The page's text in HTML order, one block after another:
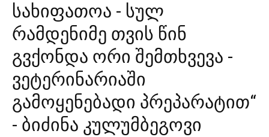
სახიფათოა - სულ
რამდენიმე თვის წინ
გვქონდა ორი შემთხვევა -
ვეტერინარიაში
გამოყენებადი პრეპარატით“
- ბიძინა კულუმბეგოვი